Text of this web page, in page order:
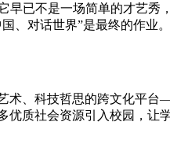
已不是一场简单的才艺秀
、对话世界”是最终的作
、科技哲思的跨文化平台
优质社会资源引入校园，让